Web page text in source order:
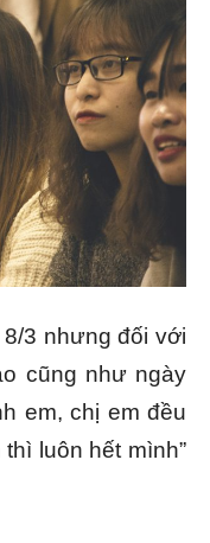
3 nhưng đối với
cũng như ngày
em, chị em đều
luôn hết mình”